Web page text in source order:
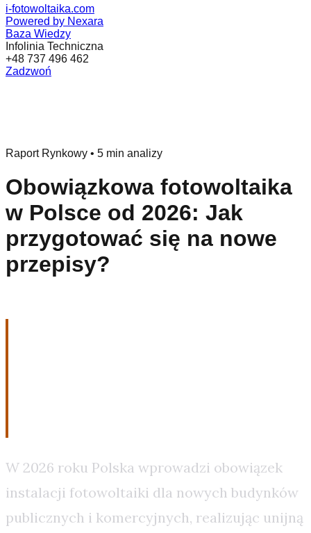
i-fotowoltaika.com
Powered by Nexara
Baza Wiedzy
Infolinia Techniczna
+48 737 496 462
Zadzwoń
Raport Rynkowy • 5 min analizy
Obowiązkowa fotowoltaika
w Polsce od 2026: Jak
przygotować się na nowe
przepisy?
W 2026 roku Polska wprowadzi obowiązek
instalacji fotowoltaiki dla nowych budynków
publicznych i komercyjnych, realizując unijną